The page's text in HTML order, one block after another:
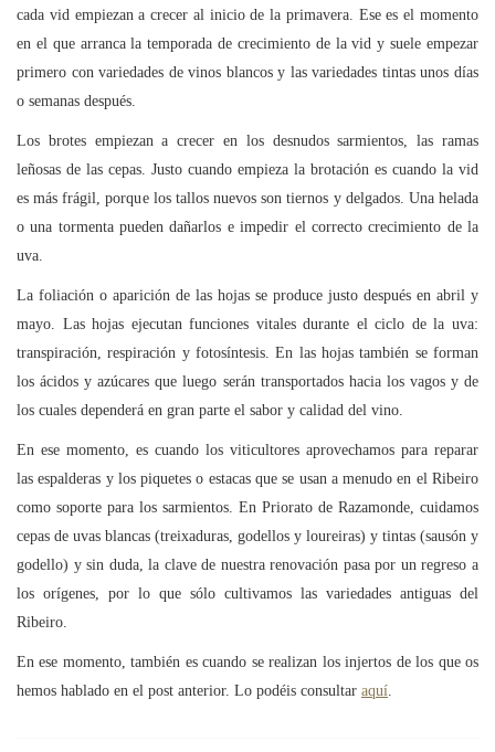
cada vid empiezan a crecer al inicio de la primavera. Ese es el momento
en el que arranca la temporada de crecimiento de la vid y suele empezar
primero con variedades de vinos blancos y las variedades tintas unos días
o semanas después.
Los brotes empiezan a crecer en los desnudos sarmientos, las ramas
leñosas de las cepas. Justo cuando empieza la brotación es cuando la vid
es más frágil, porque los tallos nuevos son tiernos y delgados. Una helada
o una tormenta pueden dañarlos e impedir el correcto crecimiento de la
uva.
La foliación o aparición de las hojas se produce justo después en abril y
mayo. Las hojas ejecutan funciones vitales durante el ciclo de la uva:
transpiración, respiración y fotosíntesis. En las hojas también se forman
los ácidos y azúcares que luego serán transportados hacia los vagos y de
los cuales dependerá en gran parte el sabor y calidad del vino.
En ese momento, es cuando los viticultores aprovechamos para reparar
las espalderas y los piquetes o estacas que se usan a menudo en el Ribeiro
como soporte para los sarmientos. En Priorato de Razamonde, cuidamos
cepas de uvas blancas (treixaduras, godellos y loureiras) y tintas (sausón y
godello) y sin duda, la clave de nuestra renovación pasa por un regreso a
los orígenes, por lo que sólo cultivamos las variedades antiguas del
Ribeiro.
En ese momento, también es cuando se realizan los injertos de los que os
hemos hablado en el post anterior. Lo podéis consultar aquí.